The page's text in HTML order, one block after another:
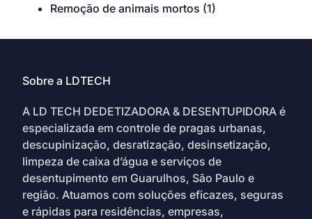
Remoção de animais mortos (1)
Sobre a LDTECH
A LD TECH DEDETIZADORA & DESENTUPIDORA é
especializada em controle de pragas urbanas,
descupinização, desratização, desinsetização,
limpeza de caixa d’água e serviços de
desentupimento em Guarulhos, São Paulo e
região. Atuamos com soluções eficazes, seguras
e rápidas para residências, empresas,